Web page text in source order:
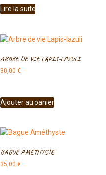
Lire la suite
ARBRE DE VIE LAPIS-LAZULI
30,00 €
Ajouter au panier
BAGUE AMÉTHYSTE
35,00 €